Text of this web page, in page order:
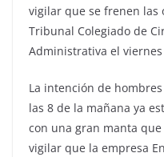
vigilar que se frenen las
Tribunal Colegiado de
Administrativa el viernes
La intención de
las 8 de la mañana ya
con una gran manta que
vigilar que la empresa